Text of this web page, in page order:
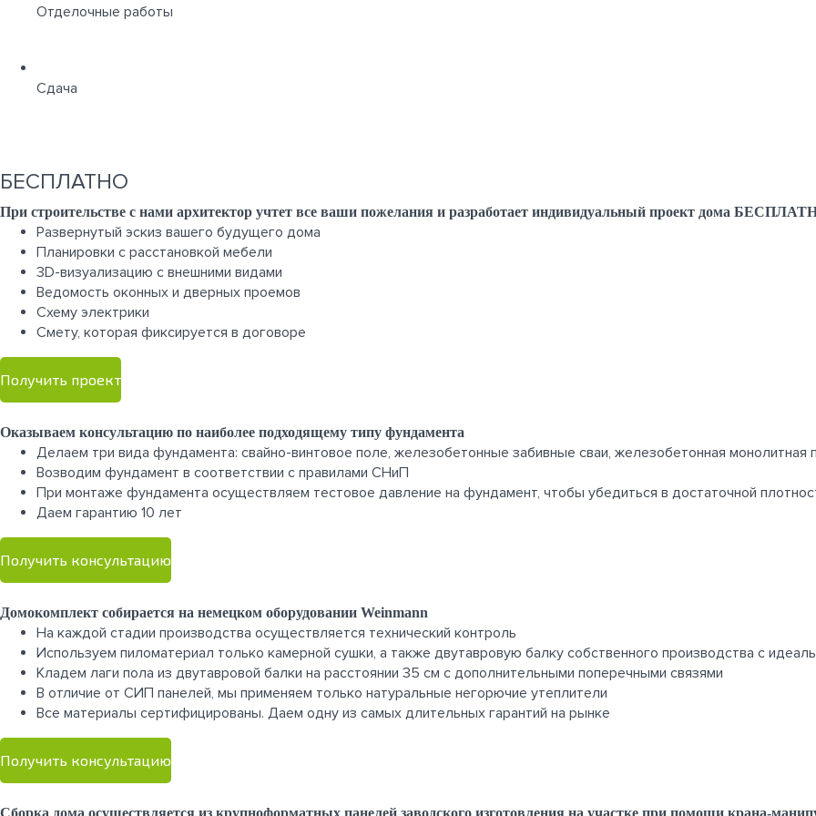
Отделочные работы
Сдача
БЕСПЛАТНО
При строительстве с нами архитектор учтет все ваши пожелания и разработает индивидуальный проект дома
Развернутый эскиз вашего будущего дома
Планировки с расстановкой мебели
3D-визуализацию с внешними видами
Ведомость оконных и дверных проемов
Cхему электрики
Cмету, которая фиксируется в договоре
Получить проект
Оказываем консультацию по наиболее подходящему типу фундамента
Делаем три вида фундамента: свайно-винтовое поле, железобетонные забивные сваи, железобетонная монолитная
Возводим фундамент в соответствии с правилами СНиП
При монтаже фундамента осуществляем тестовое давление на фундамент, чтобы убедиться в достаточной
Даем гарантию 10 лет
Получить консультацию
Домокомплект собирается на немецком оборудовании Weinmann
На каждой стадии производства осуществляется технический контроль
Используем пиломатериал только камерной сушки, а также двутавровую балку собственного производства с
Кладем лаги пола из двутавровой балки на расстоянии 35 см с дополнительными поперечными связями
В отличие от СИП панелей, мы применяем только натуральные негорючие утеплители
Все материалы сертифицированы. Даем одну из самых длительных гарантий на рынке
Получить консультацию
Сборка дома осуществляется из крупноформатных панелей заводского изготовления на участке при помощи крана-